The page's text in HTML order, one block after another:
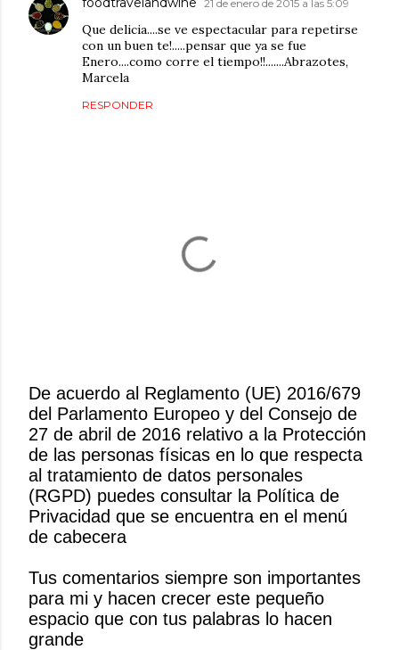
21 de enero de 2015 a las 5:09
Que delicia....se ve espectacular para repetirse
con un buen te!.....pensar que ya se fue
Enero....como corre el tiempo!!.......Abrazotes,
Marcela
RESPONDER
P
u
b
l
i
c
a
u
n
c
o
De acuerdo al Reglamento (UE) 2016/679
del Parlamento Europeo y del Consejo de
27 de abril de 2016 relativo a la Protección
de las personas físicas en lo que respecta
al tratamiento de datos personales
(RGPD) puedes consultar la Política de
Privacidad que se encuentra en el menú
de cabecera
Tus comentarios siempre son importantes
para mi y hacen crecer este pequeño
espacio que con tus palabras lo hacen
grande